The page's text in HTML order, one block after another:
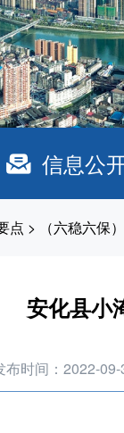
信息公
点 > （六稳六保
安化县小
布时间：2022-